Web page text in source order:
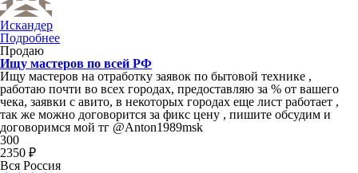
Искандер
Подробнее
Продаю
Ищу мастеров по всей РФ
Ищу мастеров на отработку заявок по бытовой технике ,
работаю почти во всех городах, предоставляю за % от вашего
чека, заявки с авито, в некоторых городах еще лист работает ,
так же можно договорится за фикс цену , пишите обсудим и
договоримся мой тг @Anton1989msk
300
2350 ₽
Вся Россия